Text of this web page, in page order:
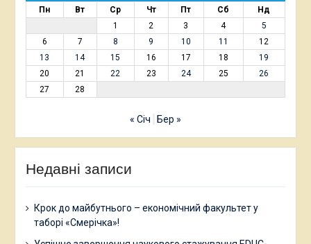
Пн Вт Ср Чт Пт Сб
Нд
1
2 3 4
5
6
7 8 9 10 11
12
13
14 15 16 17 18
19
20
21 22 23 24 25
26
27
28
« Січ Бер »
Недавні записи
Крок до майбутнього – економічний факультет у
таборі «Смерічка»!